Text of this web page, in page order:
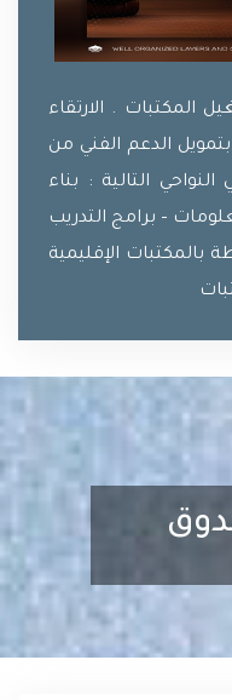
المكتبات . الارتقاء
الدعم الفني من
التالية : بناء
– برامج التدريب
بالمكتبات الإقليمية